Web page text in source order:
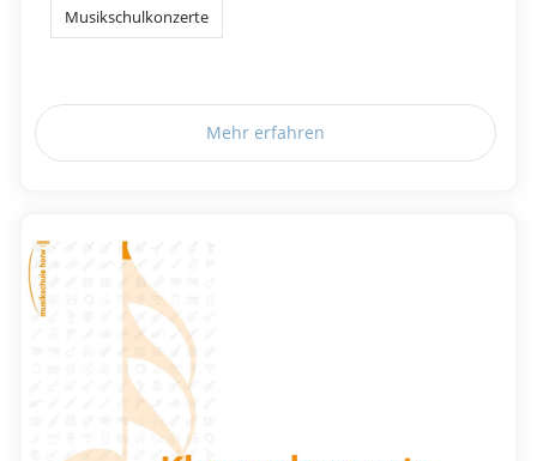
Musikschulkonzerte
Mehr erfahren